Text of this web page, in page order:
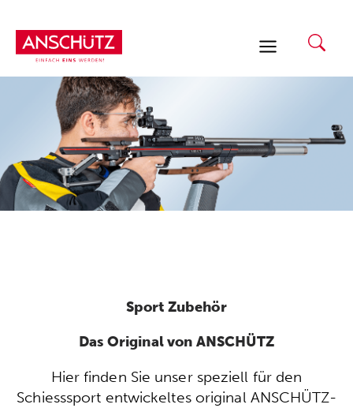
Inhalt
springen
Sport Zubehör
Das Original von ANSCHÜTZ
Hier finden Sie unser speziell für den
Schiesssport entwickeltes original ANSCHÜTZ-